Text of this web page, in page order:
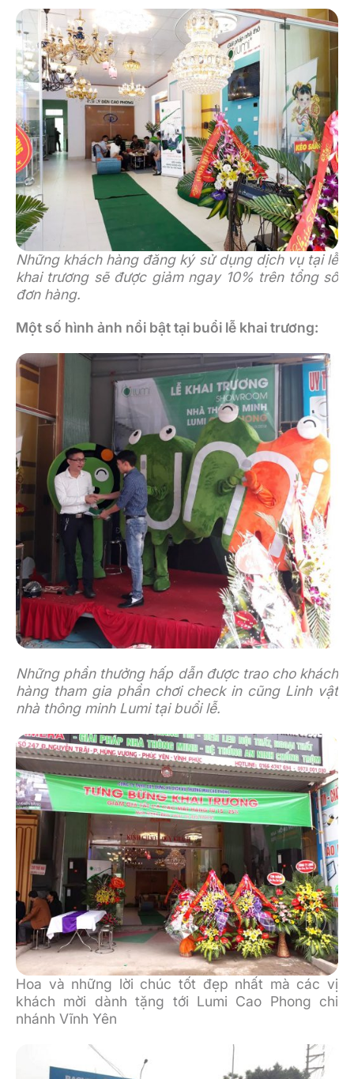
Những khách hàng đăng ký sử dụng dịch vụ tại lễ
khai trương sẽ được giảm ngay 10% trên tổng số
đơn hàng.
Một số hình ảnh nổi bật tại buổi lễ khai trương:
Những phần thưởng hấp dẫn được trao cho khách
hàng tham gia phần chơi check in cũng Linh vật
nhà thông minh Lumi tại buổi lễ.
Hoa và những lời chúc tốt đẹp nhất mà các vị
khách mời dành tặng tới Lumi Cao Phong chi
nhánh Vĩnh Yên